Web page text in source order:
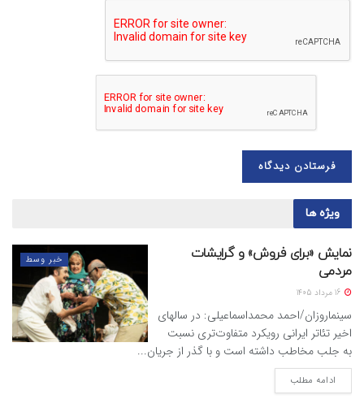
ویژه ها
خبر وسط
نمایش «برای فروش» و گرایشات
مردمی
سینماروزان/احمد محمداسماعیلی: در سالهای
اخیر تئاتر ایرانی رویکرد متفاوت‌تری نسبت
به جلب مخاطب داشته است و با گذر از جریان...
ادامه مطلب